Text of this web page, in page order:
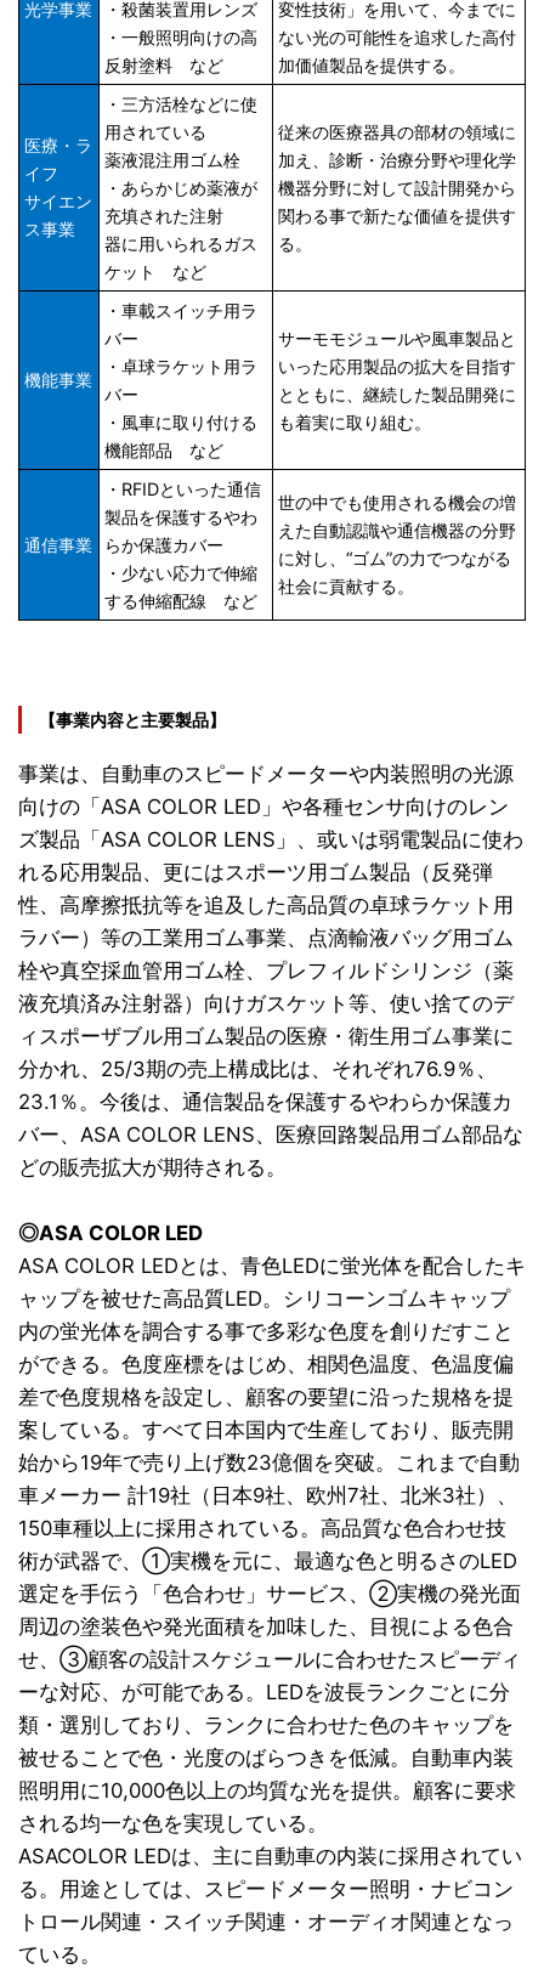
光学事業
・殺菌装置用レンズ
・一般照明向けの高
反射塗料 など
変性技術」を用いて、今までに
ない光の可能性を追求した高付
加価値製品を提供する。
医療・ラ
イフ
サイエン
ス事業
・三方活栓などに使
用されている
薬液混注用ゴム栓
・あらかじめ薬液が
充填された注射
器に用いられるガス
ケット など
従来の医療器具の部材の領域に
加え、診断・治療分野や理化学
機器分野に対して設計開発から
関わる事で新たな価値を提供す
る。
機能事業
・車載スイッチ用ラ
バー
・卓球ラケット用ラ
バー
・風車に取り付ける
機能部品 など
サーモモジュールや風車製品と
いった応用製品の拡大を目指す
とともに、継続した製品開発に
も着実に取り組む。
通信事業
・RFIDといった通信
製品を保護するやわ
らか保護カバー
・少ない応力で伸縮
する伸縮配線 など
世の中でも使用される機会の増
えた自動認識や通信機器の分野
に対し、“ゴム”の力でつながる
社会に貢献する。
【事業内容と主要製品】
事業は、自動車のスピードメーターや内装照明の光源
向けの「ASA COLOR LED」や各種センサ向けのレン
ズ製品「ASA COLOR LENS」、或いは弱電製品に使わ
れる応用製品、更にはスポーツ用ゴム製品（反発弾
性、高摩擦抵抗等を追及した高品質の卓球ラケット用
ラバー）等の工業用ゴム事業、点滴輸液バッグ用ゴム
栓や真空採血管用ゴム栓、プレフィルドシリンジ（薬
液充填済み注射器）向けガスケット等、使い捨てのデ
ィスポーザブル用ゴム製品の医療・衛生用ゴム事業に
分かれ、25/3期の売上構成比は、それぞれ76.9％、
23.1％。今後は、通信製品を保護するやわらか保護カ
バー、ASA COLOR LENS、医療回路製品用ゴム部品な
どの販売拡大が期待される。
◎ASA COLOR LED
ASA COLOR LEDとは、青色LEDに蛍光体を配合したキ
ャップを被せた高品質LED。シリコーンゴムキャップ
内の蛍光体を調合する事で多彩な色度を創りだすこと
ができる。色度座標をはじめ、相関色温度、色温度偏
差で色度規格を設定し、顧客の要望に沿った規格を提
案している。すべて日本国内で生産しており、販売開
始から19年で売り上げ数23億個を突破。これまで自動
車メーカー 計19社（日本9社、欧州7社、北米3社）、
150車種以上に採用されている。高品質な色合わせ技
術が武器で、①実機を元に、最適な色と明るさのLED
選定を手伝う「色合わせ」サービス、②実機の発光面
周辺の塗装色や発光面積を加味した、目視による色合
せ、③顧客の設計スケジュールに合わせたスピーディ
ーな対応、が可能である。LEDを波長ランクごとに分
類・選別しており、ランクに合わせた色のキャップを
被せることで色・光度のばらつきを低減。自動車内装
照明用に10,000色以上の均質な光を提供。顧客に要求
される均一な色を実現している。
ASACOLOR LEDは、主に自動車の内装に採用されてい
る。用途としては、スピードメーター照明・ナビコン
トロール関連・スイッチ関連・オーディオ関連となっ
ている。